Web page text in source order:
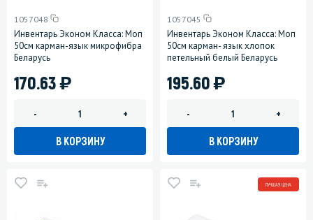
1057048
Инвентарь Эконом Класса: Моп
50см карман-язык микрофибра
Беларусь
170.63)
- +
В КОРЗИНУ
1057045
Инвентарь Эконом Класса: Моп
50см карман- язык хлопок
петельный белый Беларусь
195.60)
- +
В КОРЗИНУ
ЛУЧШАЯ ЦЕНА